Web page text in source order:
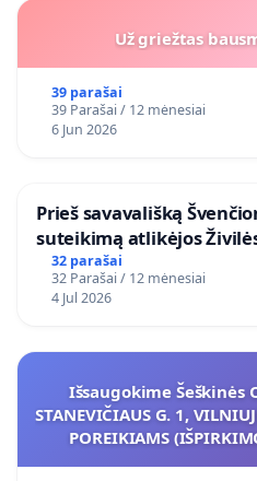
Už griežtas
39 parašai
39 Parašai / 12 mėnesiai
6 Jun 2026
​Prieš savavališką
suteikimą atlikėjos
32 parašai
32 Parašai / 12 mėnesiai
4 Jul 2026
Išsaugokime Šeškinės
STANEVIČIAUS G. 1,
POREIKIAMS